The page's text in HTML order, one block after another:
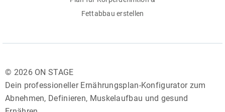
Fettabbau erstellen
© 2026 ON STAGE
Dein professioneller Ernährungsplan-Konfigurator zum
Abnehmen, Definieren, Muskelaufbau und gesund